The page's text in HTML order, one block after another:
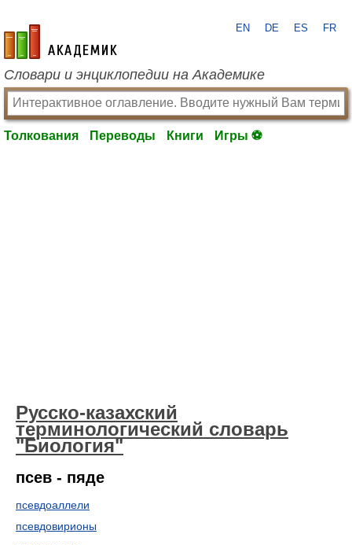
academic.ru
EN DE ES FR
Словари и энциклопедии на Академике
Толкования Переводы Книги Игры ⚽
Русско-казахский
терминологический словарь
"Биология"
псев - пяде
псевдоаллели
псевдовирионы